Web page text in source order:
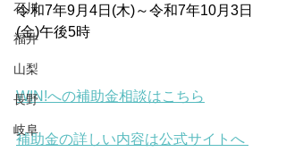
石川
福井
山梨
長野
岐阜
令和7年9月4日(木)～令和7年10月3日
(金)午後5時
WIN!への補助金相談はこちら
補助金の詳しい内容は公式サイトへ